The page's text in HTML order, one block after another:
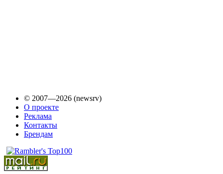
© 2007—2026 (newsrv)
О проекте
Реклама
Контакты
Брендам